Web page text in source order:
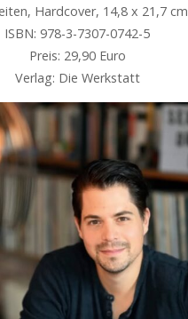
Hardcover, 14,8 x 21,7 cm
ISBN: 978-3-7307-0742-5
Preis: 29,90 Euro
Verlag: Die Werkstatt